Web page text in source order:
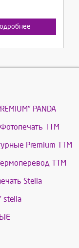
PANDA
ТТМ
Premium ТТМ
ТТМ
Stella
stella